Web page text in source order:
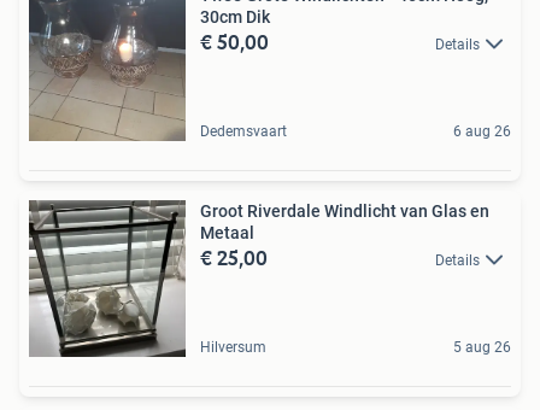
30cm Dik
€ 50,00 Details
Dedemsvaart 6 aug 26
Groot Riverdale Windlicht van Glas en
Metaal
€ 25,00 Details
Hilversum 5 aug 26